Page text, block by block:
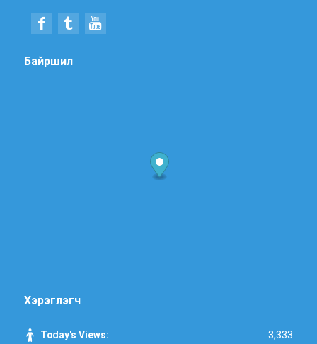
Байршил
Хэрэглэгч
Today's Views: 3,333